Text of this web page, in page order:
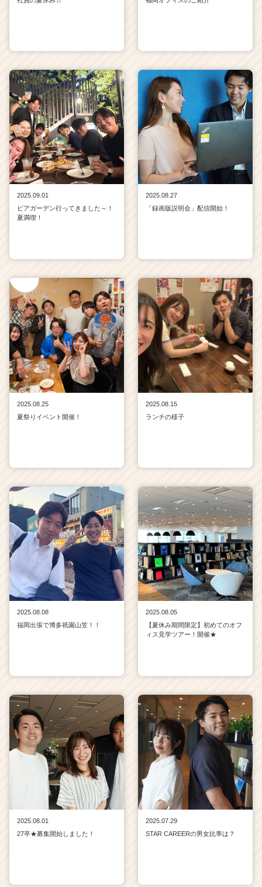
2025.09.01
ビアガーデン行ってきました～！
夏満喫！
2025.08.27
「録画版説明会」配信開始！
2025.08.25
夏祭りイベント開催！
2025.08.15
ランチの様子
2025.08.08
福岡出張で博多祇園山笠！！
2025.08.05
【夏休み期間限定】初めてのオフ
ィス見学ツアー！開催★
2025.08.01
27卒★募集開始しました！
2025.07.29
STAR CAREERの男女比率は？